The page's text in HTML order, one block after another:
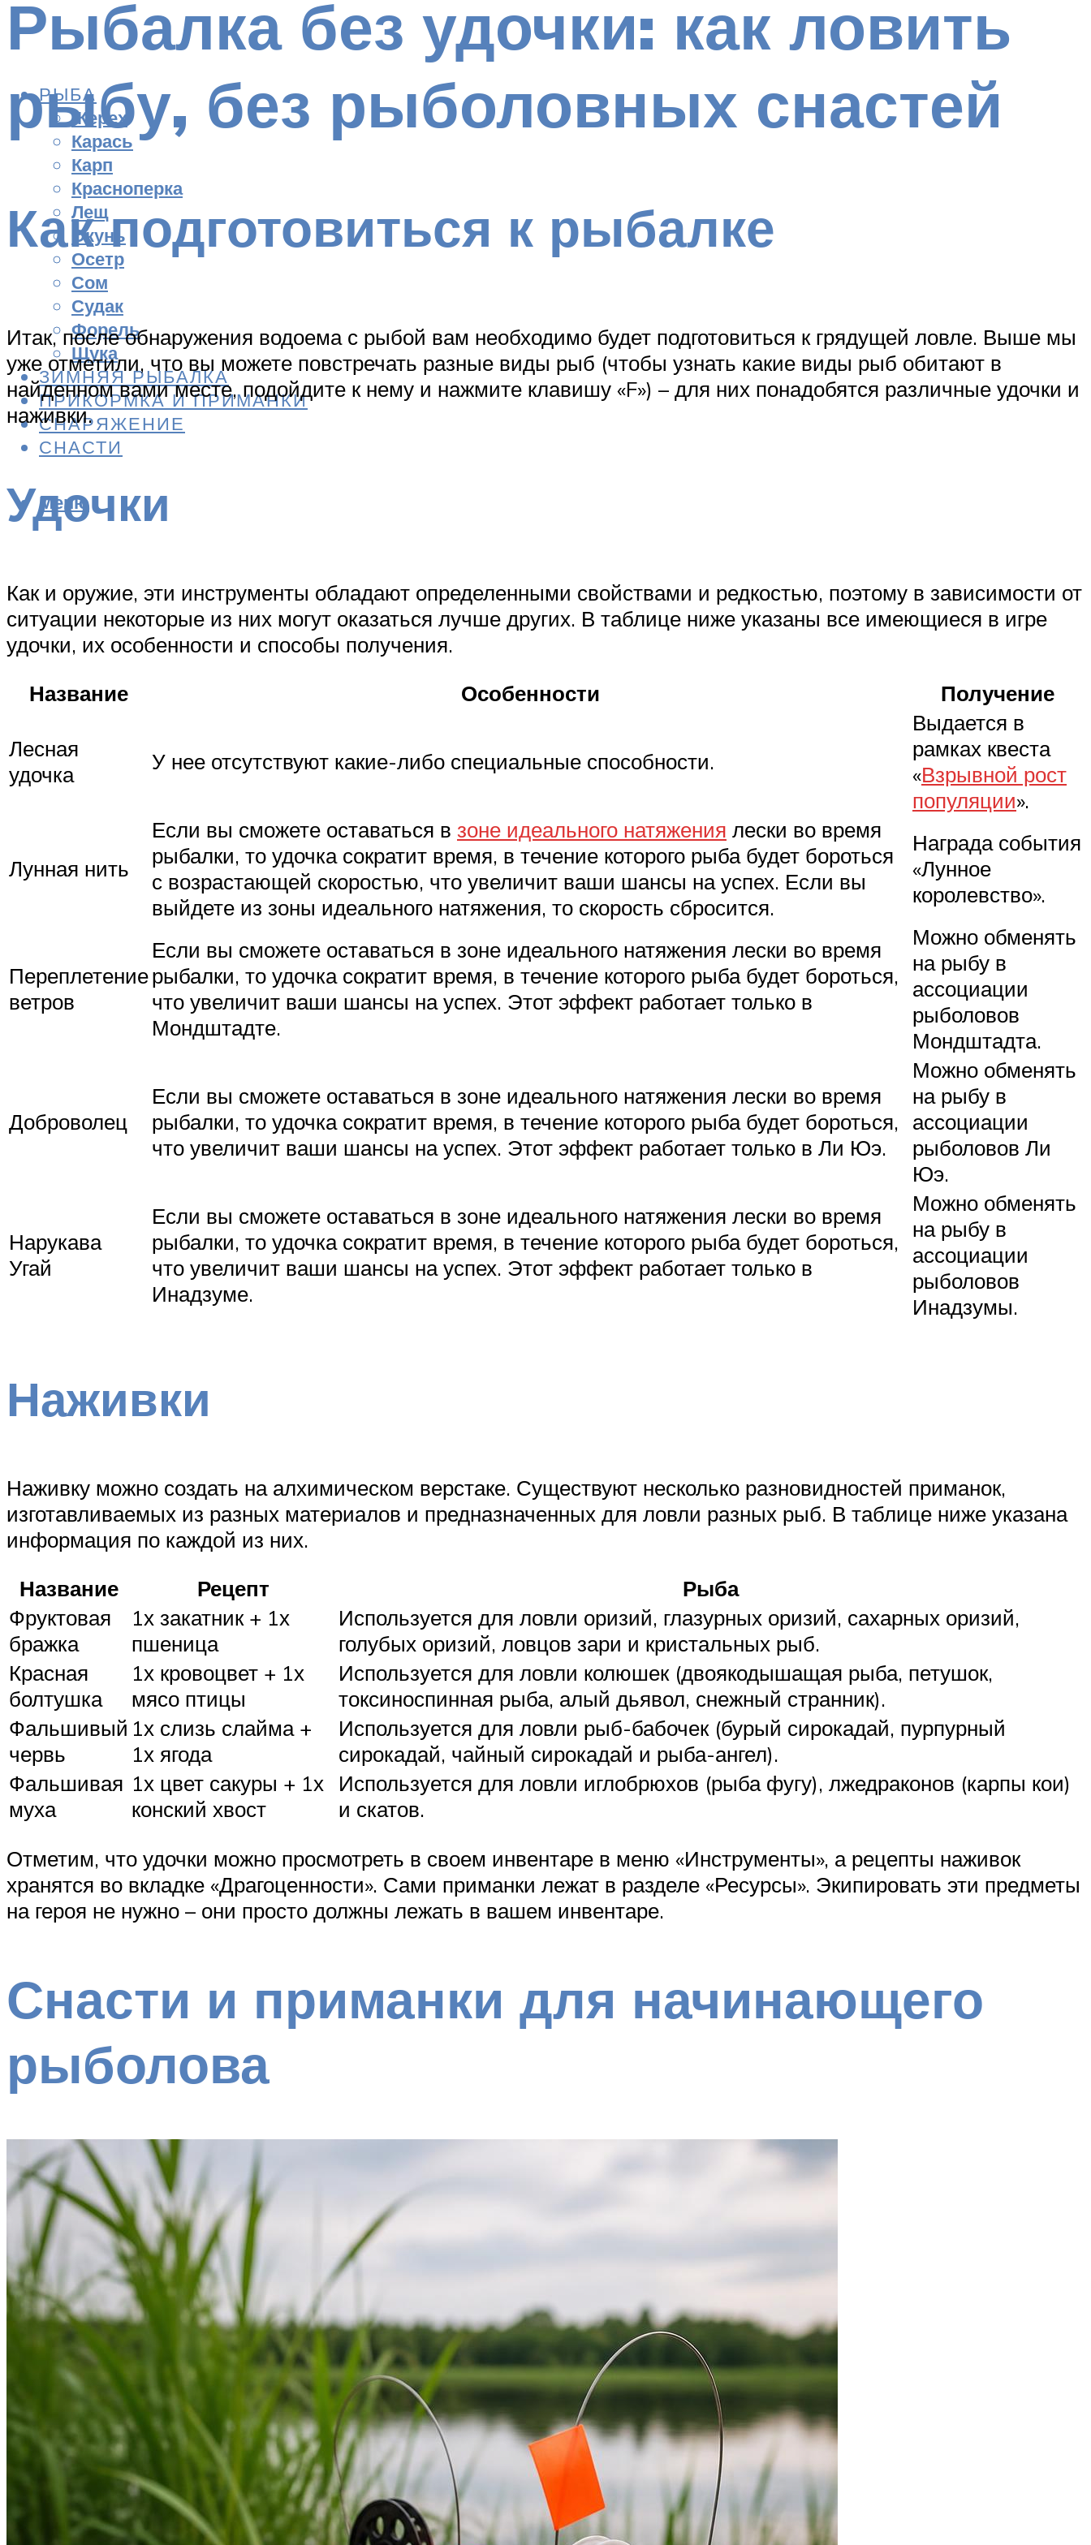
РЫБА
Жерех
Карась
Карп
Красноперка
Лещ
Окунь
Осетр
Сом
Судак
Форель
Щука
ЗИМНЯЯ РЫБАЛКА
ПРИКОРМКА И ПРИМАНКИ
СНАРЯЖЕНИЕ
СНАСТИ
Меню
Рыбалка без удочки: как ловить
рыбу, без рыболовных снастей
Как подготовиться к рыбалке
Итак, после обнаружения водоема с рыбой вам необходимо будет подготовиться к грядущей ловле. Выше мы
уже отметили, что вы можете повстречать разные виды рыб (чтобы узнать какие виды рыб обитают в
найденном вами месте, подойдите к нему и нажмите клавишу «F») – для них понадобятся различные удочки и
наживки.
Удочки
Как и оружие, эти инструменты обладают определенными свойствами и редкостью, поэтому в зависимости от
ситуации некоторые из них могут оказаться лучше других. В таблице ниже указаны все имеющиеся в игре
удочки, их особенности и способы получения.
Название
Особенности Получение
Лесная
удочка
У нее отсутствуют какие-либо специальные способности.
Выдается в
рамках квеста
«Взрывной рост
популяции».
Лунная нить
Если вы сможете оставаться в зоне идеального натяжения лески во время
рыбалки, то удочка сократит время, в течение которого рыба будет бороться
с возрастающей скоростью, что увеличит ваши шансы на успех. Если вы
выйдете из зоны идеального натяжения, то скорость сбросится.
Награда события
«Лунное
королевство».
Переплетение
ветров
Если вы сможете оставаться в зоне идеального натяжения лески во время
рыбалки, то удочка сократит время, в течение которого рыба будет бороться,
что увеличит ваши шансы на успех. Этот эффект работает только в
Мондштадте.
Можно обменять
на рыбу в
ассоциации
рыболовов
Мондштадта.
Доброволец
Если вы сможете оставаться в зоне идеального натяжения лески во время
рыбалки, то удочка сократит время, в течение которого рыба будет бороться,
что увеличит ваши шансы на успех. Этот эффект работает только в Ли Юэ.
Можно обменять
на рыбу в
ассоциации
рыболовов Ли
Юэ.
Нарукава
Угай
Если вы сможете оставаться в зоне идеального натяжения лески во время
рыбалки, то удочка сократит время, в течение которого рыба будет бороться,
что увеличит ваши шансы на успех. Этот эффект работает только в
Инадзуме.
Можно обменять
на рыбу в
ассоциации
рыболовов
Инадзумы.
Наживки
Наживку можно создать на алхимическом верстаке. Существуют несколько разновидностей приманок,
изготавливаемых из разных материалов и предназначенных для ловли разных рыб. В таблице ниже указана
информация по каждой из них.
Название
Рецепт
Рыба
Фруктовая
бражка
1х закатник + 1х
пшеница
Используется для ловли оризий, глазурных оризий, сахарных оризий,
голубых оризий, ловцов зари и кристальных рыб.
Красная
болтушка
1х кровоцвет + 1х
мясо птицы
Используется для ловли колюшек (двоякодышащая рыба, петушок,
токсиноспинная рыба, алый дьявол, снежный странник).
Фальшивый
червь
1х слизь слайма +
1х ягода
Используется для ловли рыб-бабочек (бурый сирокадай, пурпурный
сирокадай, чайный сирокадай и рыба-ангел).
Фальшивая
муха
1х цвет сакуры + 1х
конский хвост
Используется для ловли иглобрюхов (рыба фугу), лжедраконов (карпы кои)
и скатов.
Отметим, что удочки можно просмотреть в своем инвентаре в меню «Инструменты», а рецепты наживок
хранятся во вкладке «Драгоценности». Сами приманки лежат в разделе «Ресурсы». Экипировать эти предметы
на героя не нужно – они просто должны лежать в вашем инвентаре.
Снасти и приманки для начинающего
рыболова